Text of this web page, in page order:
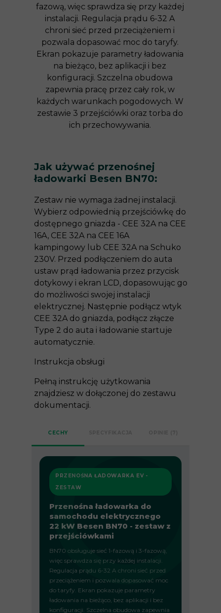
Jak używać przenośnej
ładowarki Besen BN70:
Zestaw nie wymaga żadnej instalacji.
Wybierz odpowiednią przejściówkę do
dostępnego gniazda - CEE 32A na CEE
16A, CEE 32A na CEE 16A
kampingowy lub CEE 32A na Schuko
230V. Przed podłączeniem do auta
ustaw prąd ładowania przez przycisk
dotykowy i ekran LCD, dopasowując go
do możliwości swojej instalacji
elektrycznej. Następnie podłącz wtyk
CEE 32A do gniazda, podłącz złącze
Type 2 do auta i ładowanie startuje
automatycznie.
Instrukcja obsługi
Pełną instrukcję użytkowania
znajdziesz w dołączonej do zestawu
dokumentacji.
CECHY
PRZENOŚNA ŁADOWARKA EV -
ZESTAW
Przenośna ładowarka do
samochodu elektrycznego
22 kW Besen BN70 - zestaw z
przejściówkami
BN70 obsługuje sieć 1-fazową i 3-fazową,
więc sprawdza się przy każdej instalacji.
Regulacja prądu 6-32 A chroni sieć przed
przeciążeniem i pozwala dopasować moc
do taryfy. Ekran pokazuje parametry
ładowania na bieżąco, bez aplikacji i bez
konfiguracji. Szczelna obudowa zapewnia
fazową, więc sprawdza się przy każdej
instalacji. Regulacja prądu 6-32 A
chroni sieć przed przeciążeniem i
pozwala dopasować moc do taryfy.
Ekran pokazuje parametry ładowania
na bieżąco, bez aplikacji i bez
konfiguracji. Szczelna obudowa
zapewnia pracę przez cały rok, w
każdych warunkach pogodowych. W
zestawie 3 przejściówki oraz torba do
ich przechowywania.